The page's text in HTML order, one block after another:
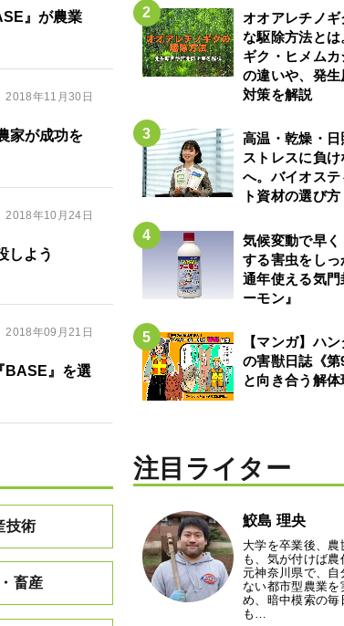
』が農業
2018年11月30日
家が成功を
2018年10月24日
しよう
2018年09月21日
BASE』を選
技術
畜産
オオアレチノ
な駆除方法とは
ギク・ヒメムカ
の違いや、発
対策を解説
高温・乾燥・
ストレスに負
へ。バイオス
ト資材の選び方
気候変動で早
する害虫をしっ
通年使える気
ーモン』
【マンガ】ハ
の害獣日誌《第
と向き合う解
注目ライター
鮫島 理央
大学を卒業後、農
も、気が付けば
元神奈川県で、自
ない都市型農業を
め、暗中模索の毎
も…